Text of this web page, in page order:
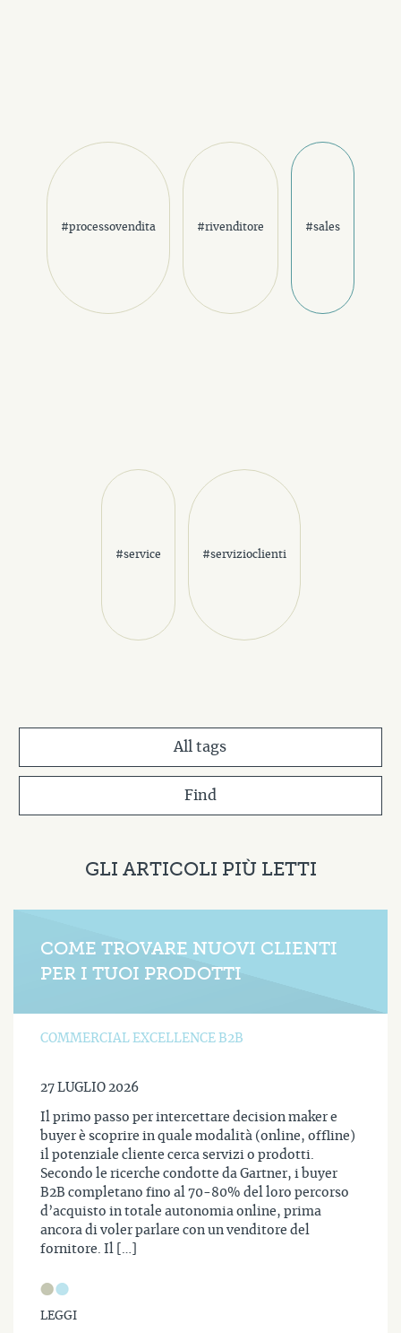
#processovendita #rivenditore #sales
#service #servizioclienti
All tags
Find
GLI ARTICOLI PIÙ LETTI
COME TROVARE NUOVI CLIENTI
PER I TUOI PRODOTTI
COMMERCIAL EXCELLENCE B2B
27 LUGLIO 2026
Il primo passo per intercettare decision maker e
buyer è scoprire in quale modalità (online, offline)
il potenziale cliente cerca servizi o prodotti.
Secondo le ricerche condotte da Gartner, i buyer
B2B completano fino al 70-80% del loro percorso
d’acquisto in totale autonomia online, prima
ancora di voler parlare con un venditore del
fornitore. Il […]
LEGGI